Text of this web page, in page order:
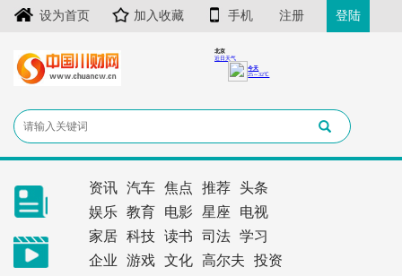
设为首页 加入收藏 手机 注册 登陆
资讯 汽车 焦点 推荐
头条
娱乐
教育 电影 星座
电视
家居
科技 读书 司法
学习
企业
游戏 文化 高尔夫
投资